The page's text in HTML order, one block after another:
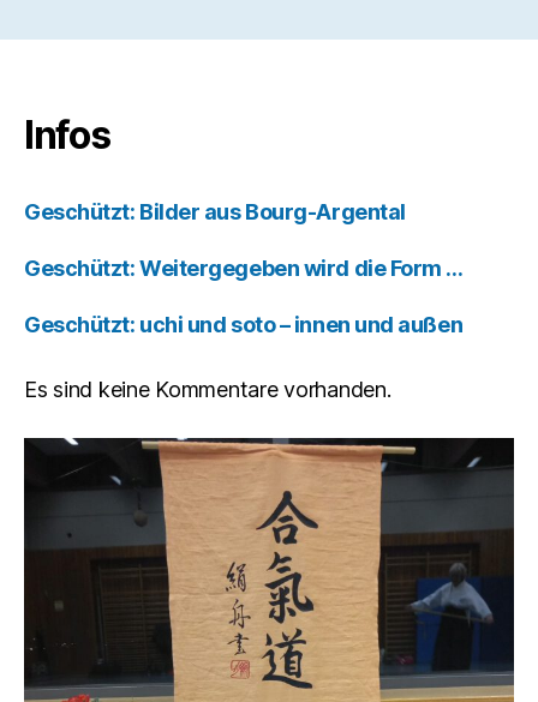
Infos
Geschützt: Bilder aus Bourg-Argental
Geschützt: Weitergegeben wird die Form …
Geschützt: uchi und soto – innen und außen
Es sind keine Kommentare vorhanden.